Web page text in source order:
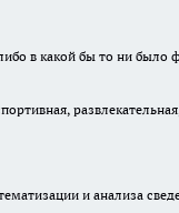
в какой бы то ни было
и анализа